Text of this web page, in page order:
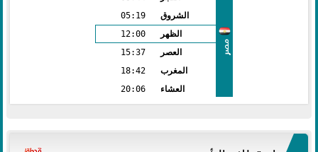
مصر
الشروق
05:19
الظهر
12:00
العصر
15:37
المغرب
18:42
العشاء
20:06